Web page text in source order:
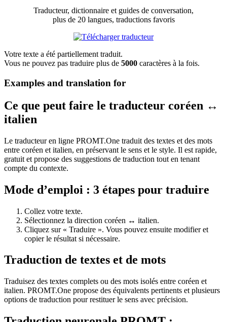
Traducteur, dictionnaire et guides de conversation,
plus de 20 langues, traductions favoris
Votre texte a été partiellement traduit.
Vous ne pouvez pas traduire plus de 5000 caractères à la fois.
Examples and translation for
Ce que peut faire le traducteur coréen ↔
italien
Le traducteur en ligne PROMT.One traduit des textes et des mots
entre coréen et italien, en préservant le sens et le style. Il est rapide,
gratuit et propose des suggestions de traduction tout en tenant
compte du contexte.
Mode d’emploi : 3 étapes pour traduire
Collez votre texte.
Sélectionnez la direction coréen ↔ italien.
Cliquez sur « Traduire ». Vous pouvez ensuite modifier et
copier le résultat si nécessaire.
Traduction de textes et de mots
Traduisez des textes complets ou des mots isolés entre coréen et
italien. PROMT.One propose des équivalents pertinents et plusieurs
options de traduction pour restituer le sens avec précision.